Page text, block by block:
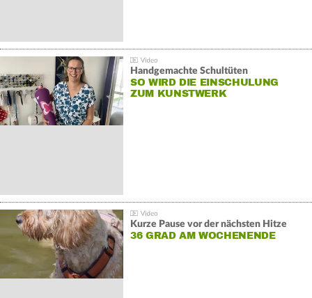
Handgemachte Schultüten
SO WIRD DIE EINSCHULUNG
ZUM KUNSTWERK
Kurze Pause vor der nächsten Hitze
36 GRAD AM WOCHENENDE